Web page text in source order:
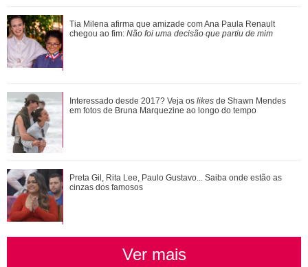
Zé Felipe manda recado para Ana Castela durante show e
pede segredo: - Dá problema
Veja tudo sobre a bariátrica e a evolução do corpo de Jojo
Todynho
Ana Paula Siebert organiza festa surpresa para Rafaella
Justus
Tia Milena afirma que amizade com Ana Paula Renault
chegou ao fim: Não foi uma decisão que partiu de mim
Interessado desde 2017? Veja os likes de Shawn Mendes
em fotos de Bruna Marquezine ao longo do tempo
Preta Gil, Rita Lee, Paulo Gustavo... Saiba onde estão as
cinzas dos famosos
Ver mais